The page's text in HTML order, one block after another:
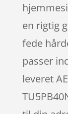
en rigtig
fede
passer
leveret